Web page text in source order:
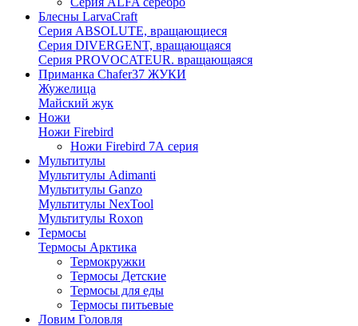
Блесны LarvaCraft
Серия ABSOLUTE, вращающиеся
Серия DIVERGENT, вращающаяся
Серия PROVOCATEUR. вращающаяся
Приманка Chafer37 ЖУКИ
Жужелица
Майский жук
Ножи
Ножи Firebird
Ножи Firebird 7А серия
Мультитулы
Мультитулы Adimanti
Мультитулы Ganzo
Мультитулы NexTool
Мультитулы Roxon
Термосы
Термосы Арктика
Термокружки
Термосы Детские
Термосы для еды
Термосы питьевые
Ловим Головля